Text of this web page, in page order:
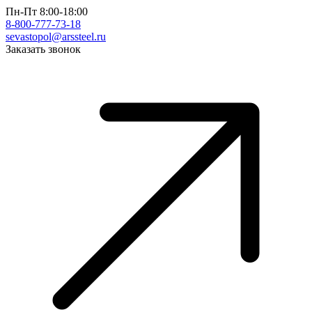
Пн-Пт 8:00-18:00
8-800-777-73-18
sevastopol@arssteel.ru
Заказать звонок